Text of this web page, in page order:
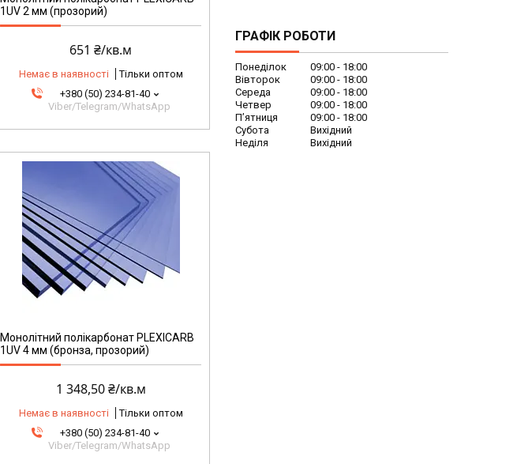
1UV 2 мм (прозорий)
651 ₴/кв.м
Немає в наявності
Тільки оптом
+380 (50) 234-81-40
Viber/Telegram/WhatsApp
Монолітний полікарбонат PLEXICARB
1UV 4 мм (бронза, прозорий)
1 348,50 ₴/кв.м
Немає в наявності
Тільки оптом
+380 (50) 234-81-40
Viber/Telegram/WhatsApp
ГРАФІК РОБОТИ
Понеділок 09:00
18:00
Вівторок
09:00
18:00
Середа
09:00
18:00
Четвер
09:00
18:00
Пʼятниця
09:00
18:00
Субота
Вихідний
Неділя
Вихідний